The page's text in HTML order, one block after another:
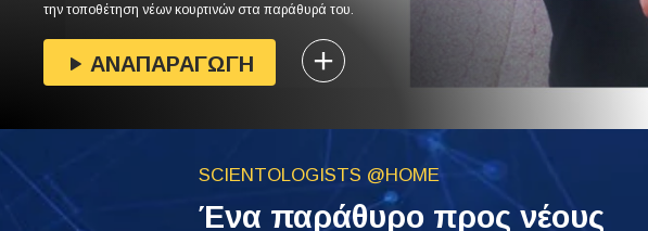
την τοποθέτηση νέων κουρτινών στα παράθυρά του.
ΑΝΑΠΑΡΑΓΩΓΗ
SCIENTOLOGISTS @HOME
Ένα παράθυρο προς νέους